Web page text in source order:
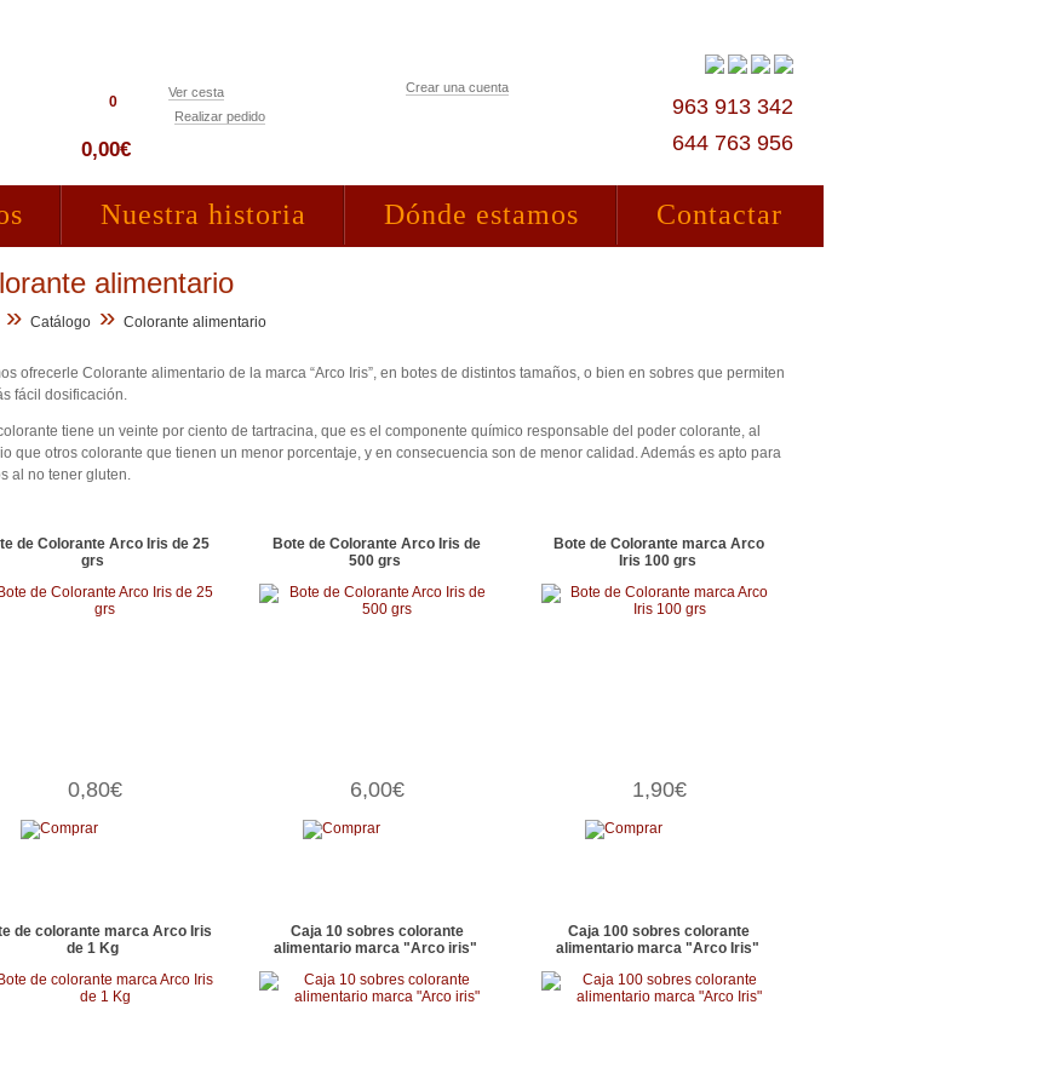
963 913 342
644 763 956
Crear una cuenta
0,00€
0
Ver cesta
Realizar pedido
Nuestra historia Dónde estamos Contactar
alimentario
»Catálogo »Colorante alimentario
ofrecerle Colorante alimentario de la marca “Arco Iris”, en botes de distintos tamaños, o bien en sobres que permiten
fácil dosificación.
tiene un veinte por ciento de tartracina, que es el componente químico responsable del poder colorante, al
que otros colorante que tienen un menor porcentaje, y en consecuencia son de menor calidad. Además es apto para
al no tener gluten.
de Colorante Arco Iris de 25
grs
0,80€
Bote de Colorante Arco Iris de
500 grs
6,00€
Bote de Colorante marca Arco
Iris 100 grs
1,90€
de colorante marca Arco Iris
de 1 Kg
Caja 10 sobres colorante
alimentario marca "Arco iris"
Caja 100 sobres colorante
alimentario marca "Arco Iris"